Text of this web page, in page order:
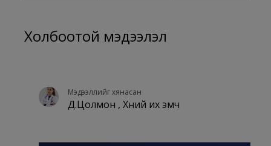
Холбоотой мэдээлэл
Мэдээллийг хянасан
Д.Цолмон , Хүний их эмч